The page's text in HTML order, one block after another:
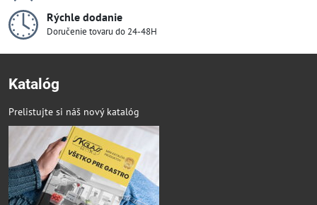
Rýchle dodanie
Doručenie tovaru do 24-48H
Katalóg
Prelistujte si náš nový katalóg